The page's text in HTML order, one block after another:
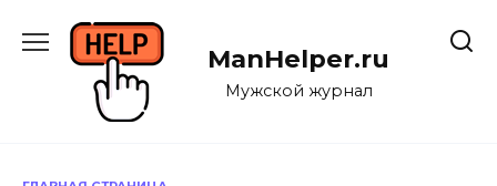
содержанию
ManHelper.ru
Мужской журнал